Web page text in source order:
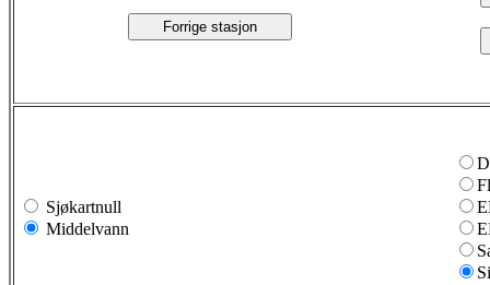
Forrige stasjon
Sjøkartnull
Middelvann